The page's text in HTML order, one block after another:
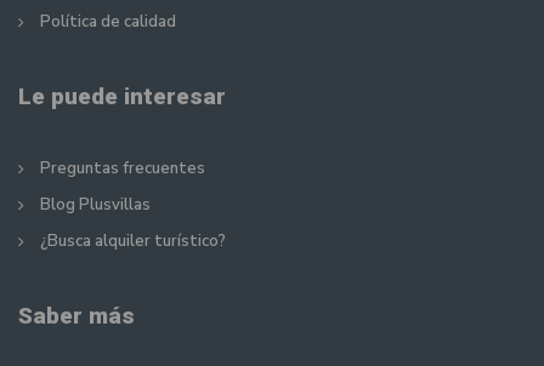
Política de calidad
Le puede interesar
Preguntas frecuentes
Blog Plusvillas
¿Busca alquiler turístico?
Saber más